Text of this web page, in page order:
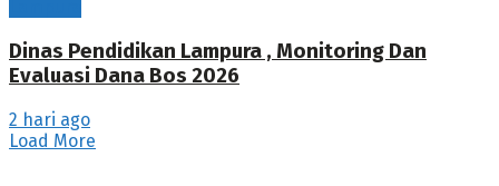
Dinas Pendidikan Lampura , Monitoring Dan
Evaluasi Dana Bos 2026
2 hari ago
Load More